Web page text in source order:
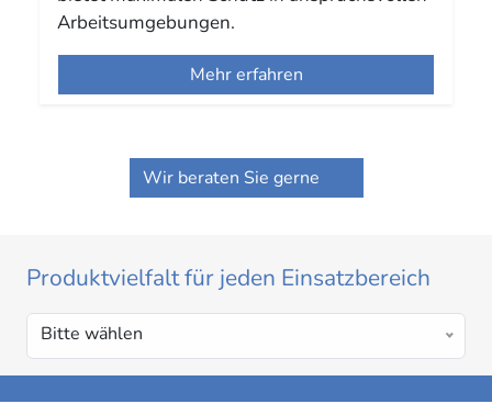
Arbeitsumgebungen.
Mehr erfahren
Wir beraten Sie gerne
Produktvielfalt für jeden Einsatzbereich
Bitte wählen